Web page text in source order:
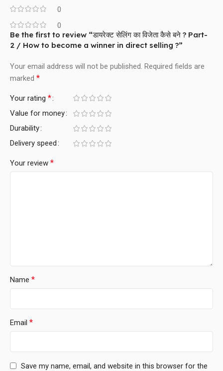
0
0
Be the first to review “डायरेक्ट सेलिंग का विजेता कैसे बने ? Part-
2 / How to become a winner in direct selling ?”
Your email address will not be published. Required fields are
marked *
Your rating *
Value for money
Durability
Delivery speed
Your review *
Name *
Email *
Save my name, email, and website in this browser for the